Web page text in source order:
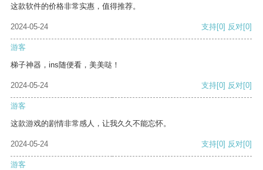
这款软件的价格非常实惠，值得推荐。
2024-05-24 支持[0] 反对[0]
游客
梯子神器，ins随便看，美美哒！
2024-05-24 支持[0] 反对[0]
游客
这款游戏的剧情非常感人，让我久久不能忘怀。
2024-05-24 支持[0] 反对[0]
游客